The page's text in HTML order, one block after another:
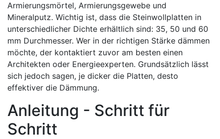
Armierungsmörtel, Armierungsgewebe und
Mineralputz. Wichtig ist, dass die Steinwollplatten in
unterschiedlicher Dichte erhältlich sind: 35, 50 und 60
mm Durchmesser. Wer in der richtigen Stärke dämmen
möchte, der kontaktiert zuvor am besten einen
Architekten oder Energieexperten. Grundsätzlich lässt
sich jedoch sagen, je dicker die Platten, desto
effektiver die Dämmung.
Anleitung - Schritt für
Schritt